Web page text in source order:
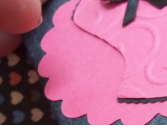
os Modelos Qualquer dúvida,
por WhatsApp 21 979622774 ...